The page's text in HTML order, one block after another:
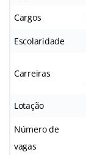
Cargos
Escolaridade
Carreiras
Lotação
Número de
vagas